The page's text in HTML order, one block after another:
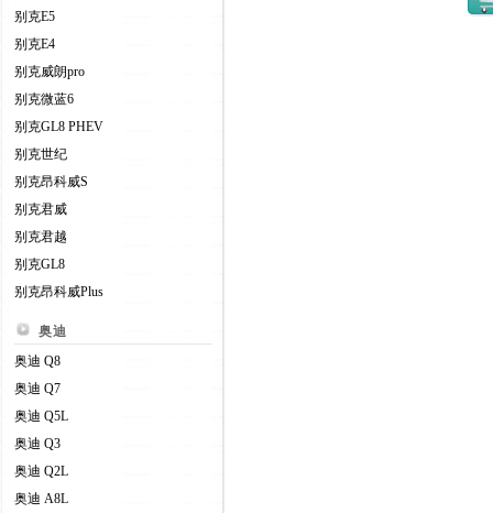
别克E5
别克E4
别克威朗pro
别克微蓝6
别克GL8 PHEV
别克世纪
别克昂科威S
别克君威
别克君越
别克GL8
别克昂科威Plus
奥迪
奥迪 Q8
奥迪 Q7
奥迪 Q5L
奥迪 Q3
奥迪 Q2L
奥迪 A8L